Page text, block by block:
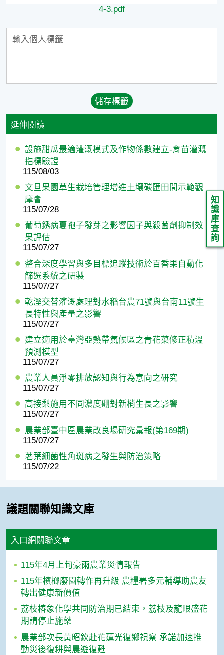
知
識
庫
查
詢
4-3.pdf
延伸閱讀
設施甜瓜最適灌溉模式及作物係數建立-育苗灌溉
指標驗證
115/08/03
文旦果園草生栽培管理增進土壤碳匯田間示範觀
摩會
115/07/28
葡萄銹病夏孢子發芽之影響因子與殺菌劑抑制效
果評估
115/07/27
整合深度學習與多目標追蹤技術於百香果自動化
篩選系統之研製
115/07/27
乾溼交替灌溉處理對水稻台農71號與台南11號生
長特性與產量之影響
115/07/27
建立適用於臺灣亞熱帶氣候區之青花菜修正積溫
預測模型
115/07/27
農業人員淨零排放認知與行為意向之研究
115/07/27
高接梨施用不同濃度硼對新梢生長之影響
115/07/27
農業部臺中區農業改良場研究彙報(第169期)
115/07/27
荖葉細菌性角斑病之發生與防治策略
115/07/22
議題關聯知識文庫
入口網關聯文章
115年4月上旬豪雨農業災情報告
115年檳榔廢園轉作再升級 農糧署多元輔導助農友
轉出健康新價值
荔枝椿象化學共同防治期已結束，荔枝及龍眼盛花
期請停止施藥
農業部次長黃昭欽赴花蓮光復鄉視察 承諾加速推
動災後復耕與農遊復甦